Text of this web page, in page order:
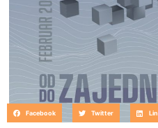
Facebook Twitter